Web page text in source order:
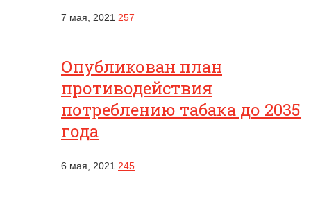
7 мая, 2021 257
Опубликован план
противодействия
потреблению табака до 2035
года
6 мая, 2021 245